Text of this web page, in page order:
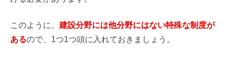
このように、 建設分野には他分野にはない特殊な制度が
あるので、1つ1つ頭に入れておきましょう。